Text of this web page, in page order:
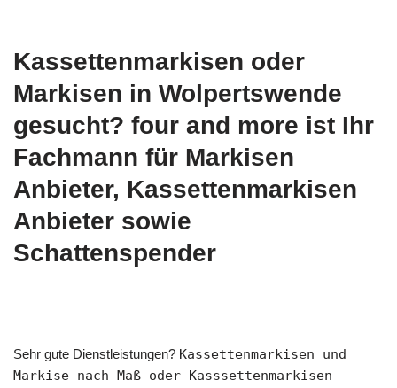
Kassettenmarkisen oder
Markisen in Wolpertswende
gesucht? four and more ist Ihr
Fachmann für Markisen
Anbieter, Kassettenmarkisen
Anbieter sowie
Schattenspender
Sehr gute Dienstleistungen? Kassettenmarkisen und
Markise nach Maß oder Kasssettenmarkisen